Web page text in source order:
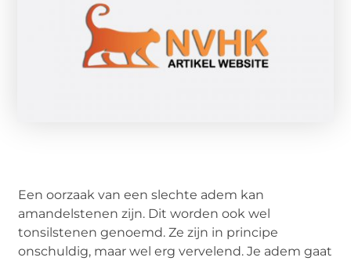
Een oorzaak van een slechte adem kan
amandelstenen zijn. Dit worden ook wel
tonsilstenen genoemd. Ze zijn in principe
onschuldig, maar wel erg vervelend. Je adem gaat